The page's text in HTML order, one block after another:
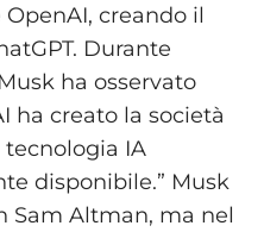
creando il
Durante
ha osservato
ha creato la società
tecnologia IA
disponibile.” Musk
Sam Altman, ma nel